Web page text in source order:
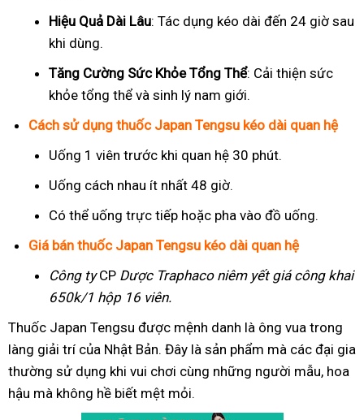
Hiệu Quả Dài Lâu: Tác dụng kéo dài đến 24 giờ sau
khi dùng.
Tăng Cường Sức Khỏe Tổng Thể: Cải thiện sức
khỏe tổng thể và sinh lý nam giới.
Cách sử dụng thuốc Japan Tengsu kéo dài quan hệ
Uống 1 viên trước khi quan hệ 30 phút.
Uống cách nhau ít nhất 48 giờ.
Có thể uống trực tiếp hoặc pha vào đồ uống.
Giá bán thuốc Japan Tengsu kéo dài quan hệ
Công tyCP Dược Traphaconiêm yết giá công khai
650k/1 hộp 16 viên.
Thuốc Japan Tengsu được mệnh danh là ông vua trong
làng giải trí của Nhật Bản. Đây là sản phẩm mà các đại gia
thường sử dụng khi vui chơi cùng những người mẫu, hoa
hậu mà không hề biết mệt mỏi.